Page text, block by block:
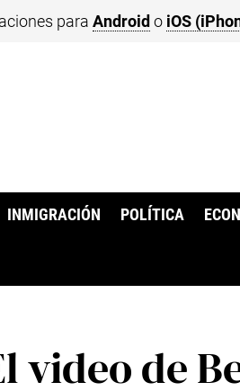
para Android o iOS
INMIGRACIÓN POLÍTICA
video de